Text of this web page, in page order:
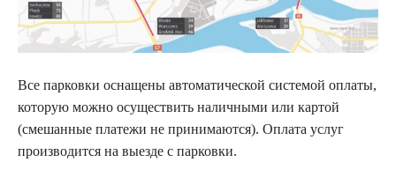
Все парковки оснащены автоматической системой оплаты,
которую можно осуществить наличными или картой
(смешанные платежи не принимаются). Оплата услуг
производится на выезде с парковки.